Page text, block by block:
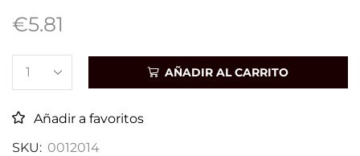
€5.81
AÑADIR AL CARRITO
Añadir a favoritos
SKU: 0012014